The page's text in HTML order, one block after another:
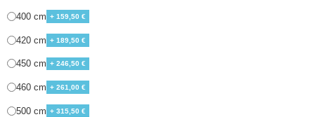
400 cm + 159,50 €
420 cm + 189,50 €
450 cm + 246,50 €
460 cm + 261,00 €
500 cm + 315,50 €